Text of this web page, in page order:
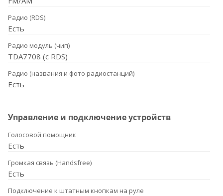
Радио (RDS)
Есть
Радио модуль (чип)
TDA7708 (с RDS)
Радио (названия и фото радиостанций)
Есть
Управление и подключение устройств
Голосовой помощник
Есть
Громкая связь (Handsfree)
Есть
Подключение к штатным кнопкам на руле